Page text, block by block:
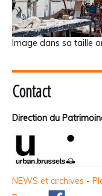
Image dans sa taille
Contact
Direction du
NEWS et archives -